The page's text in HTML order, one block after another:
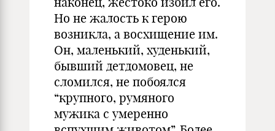
Но не жалость к герою
возникла, а восхищение им.
Он, маленький, худенький,
бывший детдомовец, не
сломился, не побоялся
“крупного, румяного
мужика с умеренно